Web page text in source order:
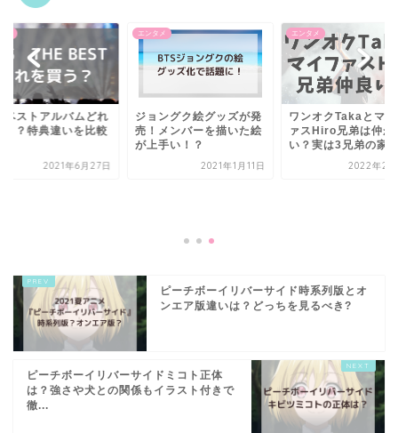
ベストアルバムどれ
う？特典違いを比較
2021年6月27日
エンタメ
ジョングク絵グッズが発
売！メンバーを描いた絵
が上手い！？
2021年1月11日
エンタメ
ワンオクTakaとマ
ァスHiro兄弟は仲が
い？実は3兄弟の家...
2022年2
ピーチボーイリバーサイド時系列版とオ
ンエア版違いは？どっちを見るべき?
ピーチボーイリバーサイドミコト正体
は？強さや犬との関係もイラスト付きで
徹...